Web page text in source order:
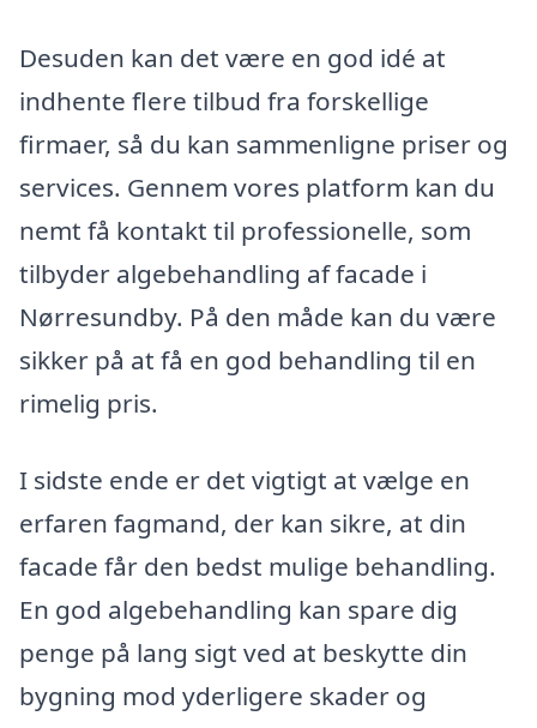
Desuden kan det være en god idé at
indhente flere tilbud fra forskellige
firmaer, så du kan sammenligne priser og
services. Gennem vores platform kan du
nemt få kontakt til professionelle, som
tilbyder algebehandling af facade i
Nørresundby. På den måde kan du være
sikker på at få en god behandling til en
rimelig pris.
I sidste ende er det vigtigt at vælge en
erfaren fagmand, der kan sikre, at din
facade får den bedst mulige behandling.
En god algebehandling kan spare dig
penge på lang sigt ved at beskytte din
bygning mod yderligere skader og